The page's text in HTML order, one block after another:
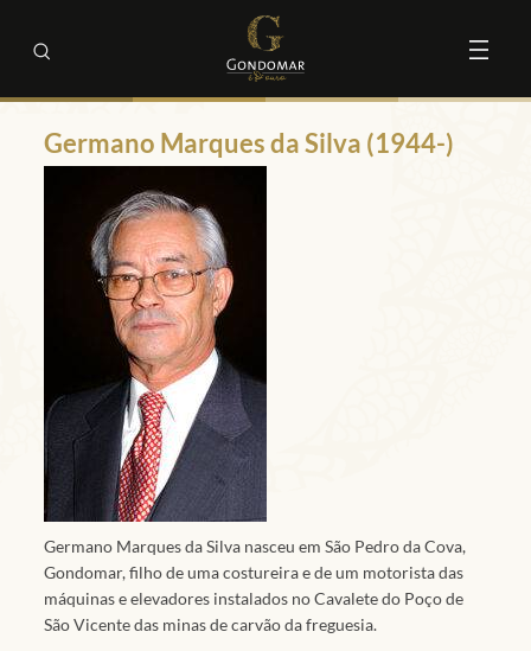
Germano Marques da Silva (1944-)
Germano Marques da Silva nasceu em São Pedro da Cova,
Gondomar, filho de uma costureira e de um motorista das
máquinas e elevadores instalados no Cavalete do Poço de
São Vicente das minas de carvão da freguesia.